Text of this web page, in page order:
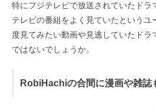
特にフジテレビで放送されていたドラ
テレビの番組をよく見ていたというユ
度見てみたい動画や見逃していたドラ
ではないでしょうか。
RobiHachiの合間に漫画や雑誌